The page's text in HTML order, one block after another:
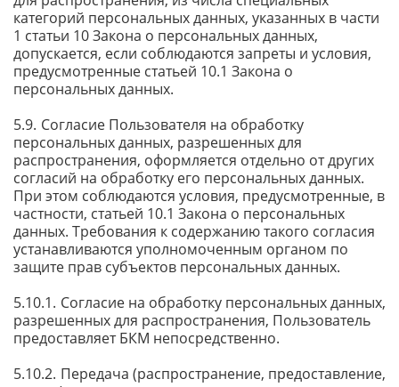
категорий персональных данных, указанных в части
1 статьи 10 Закона о персональных данных,
допускается, если соблюдаются запреты и условия,
предусмотренные статьей 10.1 Закона о
персональных данных.
Согласие Пользователя на обработку
персональных данных, разрешенных для
распространения, оформляется отдельно от других
согласий на обработку его персональных данных.
При этом соблюдаются условия, предусмотренные, в
частности, статьей 10.1 Закона о персональных
данных. Требования к содержанию такого согласия
устанавливаются уполномоченным органом по
защите прав субъектов персональных данных.
Согласие на обработку персональных данных,
разрешенных для распространения, Пользователь
предоставляет БКМ непосредственно.
Передача (распространение, предоставление,